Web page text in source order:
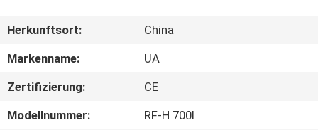
ÜBER
UNS
FABRIK-
AUSFLUG
Herkunftsort:
China
Markenname:
UA
Zertifizierung:
CE
Modellnummer:
RF-H 700I